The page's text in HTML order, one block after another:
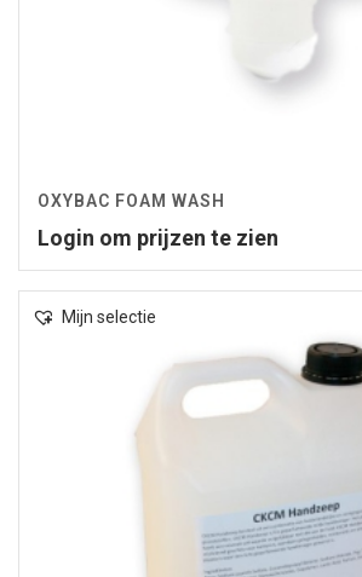
OXYBAC FOAM WASH
Login om prijzen te zien
Mijn selectie